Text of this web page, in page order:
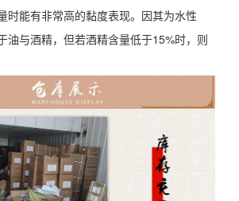
时能有非常高的黏度表现。因其为水性
油与酒精，但若酒精含量低于15%时，则